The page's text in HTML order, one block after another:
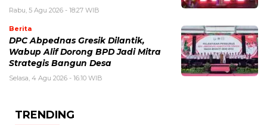
Rabu, 5 Agu 2026 - 18:27 WIB
Berita
DPC Abpednas Gresik Dilantik,
Wabup Alif Dorong BPD Jadi Mitra
Strategis Bangun Desa
Selasa, 4 Agu 2026 - 16:10 WIB
TRENDING